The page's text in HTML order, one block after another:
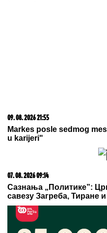
09. 08. 2026 21:55
Markes posle sedmog
u karijeri"
07. 08. 2026 09:14
Сазнања „Политике”:
савезу Загреба, Тиране